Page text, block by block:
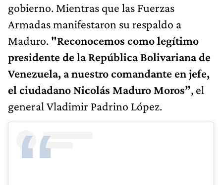
gobierno. Mientras que las Fuerzas
Armadas manifestaron su respaldo a
Maduro. "Reconocemos como legítimo
presidente de la República Bolivariana de
Venezuela, a nuestro comandante en jefe,
el ciudadano Nicolás Maduro Moros”, el
general Vladimir Padrino López.